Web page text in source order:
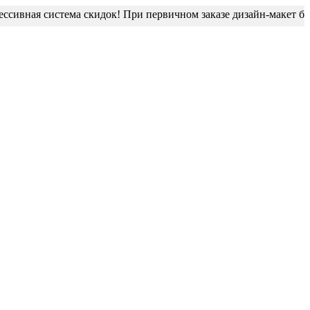
скидок! При первичном заказе дизайн-макет блистера в